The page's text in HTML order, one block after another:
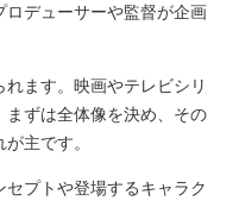
デューサーや監督が企画
ます。映画やテレビシリ
まずは全体像を決め、その
主です。
プトや登場するキャラク